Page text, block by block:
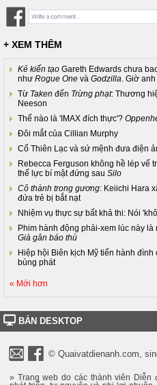
+ XEM THÊM
Kẻ kiến tạo Gareth Edwards chưa
như Rogue One và Godzilla . Giờ
Từ Taken đến Trừng phạt: Thương
Neeson
Thế nào là 'IMAX đích thực'?
Đôi mắt của Cillian Murphy
Cổ Thiên Lạc và sứ mệnh đưa điện
Rebecca Ferguson không hề lép vế
thế lực bí mật đứng sau Silo
Cô thành trong gương: Keiichi Hara
đứa trẻ bị bắt nạt
Nhiệm vụ thực sự bất khả thi: Nói
Phim hành động phải-xem lúc này là
Già gân báo thù
Hiệp hội Biên kịch Mỹ tiến hành
bùng phát
« Mới hơn
BẢN DESKTOP
© Quaivatdienanh.com,
» Trang web do các thành viên